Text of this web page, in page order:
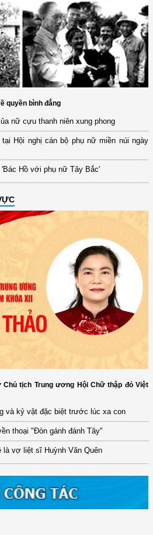
quyền bình đẳng
nữ cựu thanh niên xung phong
Hội nghị cán bộ phụ nữ miền núi ngày
Hồ với phụ nữ Tây Bắc'
Chủ tịch Trung ương Hội Chữ thập đỏ Việt
và kỷ vật đặc biệt trước lúc xa con
thoại "Đòn gánh đánh Tây"
là vợ liệt sĩ Huỳnh Văn Quên
Quyết định số 2415/QĐ-TTg ngày
phê duyệt Chương trình mục tiêu quốc gia
hiện Nghị quyết số 72-NQ/TW ngày
việc phê duyệt Đề án Hỗ trợ Phụ nữ khởi